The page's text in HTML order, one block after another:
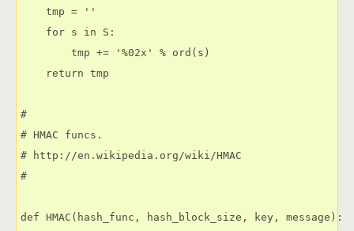
    tmp = ''
    for s in S:
        tmp += '%02x' % ord(s)
    return tmp
#
# HMAC funcs.
# http://en.wikipedia.org/wiki/HMAC
#
def HMAC(hash_func, hash_block_size, key, message):